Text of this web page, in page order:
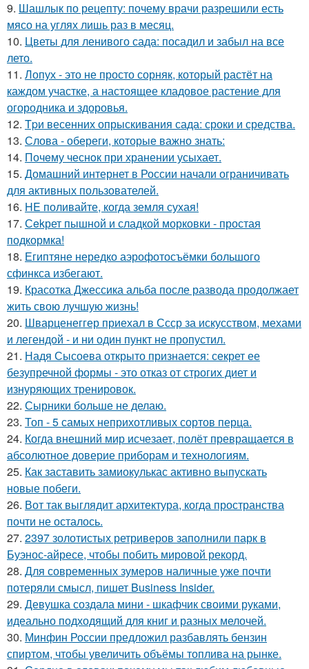
9. Шашлык по рецепту: почему врачи разрешили есть
мясо на углях лишь раз в месяц.
10. Цветы для ленивого сада: посадил и забыл на все
лето.
11. Лопух - это не просто сорняк, который растёт на
каждом участке, а настоящее кладовое растение для
огородника и здоровья.
12. Tpи весенних опрыскивания сада: сроки и средства.
13. Слова - обереги, которые важно знать:
14. Почeму чеснoк при хранении усыхает.
15. Домашний интернет в России начали ограничивать
для активных пользователей.
16. HE поливайте, когда земля сухая!
17. Сekрет пышной и сладкой морковки - простая
подкормка!
18. Египтяне нередко аэрофотосъёмки большого
сфинкса избегают.
19. Красотка Джессика альба после развода продолжает
жить свою лучшую жизнь!
20. Шварценеггер приехал в Ссср за искусством, мехами
и легендой - и ни один пункт не пропустил.
21. Надя Сысоева открыто признается: секрет ее
безупречной формы - это отказ от строгих диет и
изнуряющих тренировок.
22. Сырники больше не делаю.
23. Топ - 5 самых неприхотливых сортов перца.
24. Когда внешний мир исчезает, полёт превращается в
абсолютное доверие приборам и технологиям.
25. Как заставить замиокулькас активно выпускать
новые побеги.
26. Вот так выглядит архитектура, когда пространства
почти не осталось.
27. 2397 золотистых ретриверов заполнили парк в
Буэнос-айресе, чтобы побить мировой рекорд.
28. Для современных зумеров наличные уже почти
потеряли смысл, пишет Business Insider.
29. Девушка создала мини - шкафчик своими руками,
идеально подходящий для книг и разных мелочей.
30. Минфин России предложил разбавлять бензин
спиртом, чтобы увеличить объёмы топлива на рынке.